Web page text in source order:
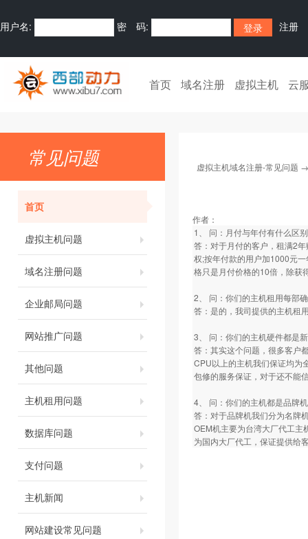
用户名: 密 码: 注册
首页 域名注册 虚拟主机 云
常见问题
首页
虚拟主机问题
域名注册问题
企业邮局问题
网站推广问题
其他问题
主机租用问题
数据库问题
支付问题
主机新闻
网站建设常见问题
虚拟主机域名注册-常见问题
作者：
1、 问：月付与年付有什么区
答：对于月付的客户，租满2
权;按年付款的用户加1000元
格只是月付价格的10倍，除获
2、 问：你们的主机租用每部
答：是的，我司提供的主机租
3、 问：你们的主机硬件都是
答：其实这个问题，很多客户
CPU以上的主机我们保证均为
包修的服务保证，对于还不能
4、 问：你们的主机都是品牌
答：对于品牌机我们分为名牌
OEM机主要为台湾大厂代工主
为国内大厂代工，保证提供给